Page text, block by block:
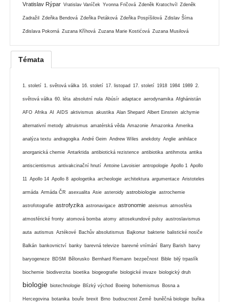
Vratislav Rýpar Vratislav Vaníček Yvonna Fričová Zdeněk Kratochvíl Zdeněk
Zadražil Zdeňka Bendová Zdeňka Petáková Zdeňka Pospíšilová Zdislav Šíma
Zdislava Pokorná Zuzana Kříhová Zuzana Marie Kostićová Zuzana Musilová
Témata
1. století 1. světová válka 16. století 17. listopad 17. století 1918 1984 1989 2.
světová válka 60. léta absolutní nula Abúsír adaptace aerodynamika Afghánistán
AFO Afrika AI AIDS aktivismus akustika Alan Shepard Albert Einstein alchymie
alternativní metody altruismus amatérská věda Amazonie Amazonka Amerika
analýza textu andragogika André Geim Andrew Wiles anekdoty Anglie anihilace
anorganická chemie Antarktida antibiotická rezistence antibiotika antihmota antika
antiscientismus antivakcinační hnutí Antoine Lavoisier antropologie Apollo 1 Apollo
11 Apollo 14 Apollo 8 apologetika archeologie architektura argumentace Aristoteles
armáda Armáda ČR asexualita Asie asteroidy astrobiologie astrochemie
astrofotografie astrofyzika astronavigace astronomie ateismus atmosféra
atmosférické fronty atomová bomba atomy attosekundové pulsy austroslavismus
auta autismus Aztékové Bachův absolutismus Bajkonur bakterie balistické nosiče
Balkán bankovnictví banky barevná televize barevné vnímání Barry Barish barvy
baryogeneze BDSM Bělorusko Bernhard Riemann bezpečnost Bible bilý trpaslík
biochemie biodiverzita bioetika biogeografie biologické invaze biologický druh
biologie biotechnologie Blízký východ Boeing bohemismus Bosna a
Hercegovina botanika bouře brexit Brno budoucnost Země buněčná biologie buňka